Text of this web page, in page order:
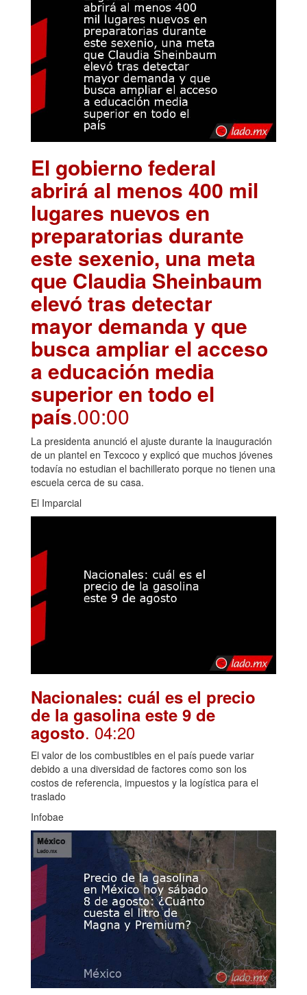
El gobierno federal
abrirá al menos 400 mil
lugares nuevos en
preparatorias durante
este sexenio, una meta
que Claudia Sheinbaum
elevó tras detectar
mayor demanda y que
busca ampliar el acceso
a educación media
superior en todo el
país.00:00
La presidenta anunció el ajuste durante la inauguración
de un plantel en Texcoco y explicó que muchos jóvenes
todavía no estudian el bachillerato porque no tienen una
escuela cerca de su casa.
El Imparcial
Nacionales: cuál es el precio
de la gasolina este 9 de
agosto. 04:20
El valor de los combustibles en el país puede variar
debido a una diversidad de factores como son los
costos de referencia, impuestos y la logística para el
traslado
Infobae